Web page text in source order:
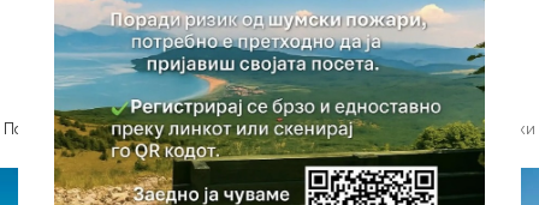
планински гребени
над 1.600 м.н.в
Почетна Патеки Пешачки и Велосипедски Патеки
G – Потешки патеки
по планински гребени над 1.600 м.н.в